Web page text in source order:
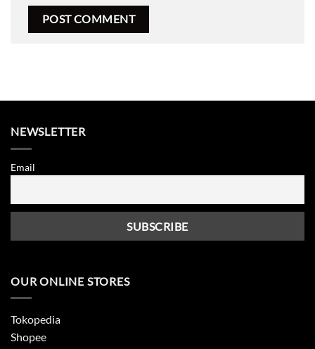
NEWSLETTER
Email
OUR ONLINE STORES
Tokopedia
Shopee